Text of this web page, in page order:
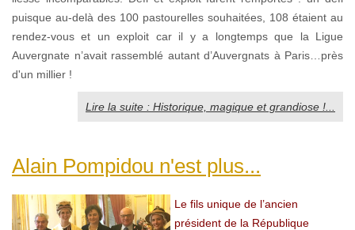
puisque au-delà des 100 pastourelles souhaitées, 108 étaient au
rendez-vous et un exploit car il y a longtemps que la Ligue
Auvergnate n’avait rassemblé autant d’Auvergnats à Paris…près
d'un millier !
Lire la suite : Historique, magique et grandiose !...
Alain Pompidou n'est plus...
Le fils unique de l’ancien
président de la République